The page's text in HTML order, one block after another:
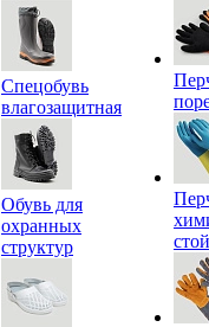
Спецобувь
влагозащитная
Обувь для
охранных
структур